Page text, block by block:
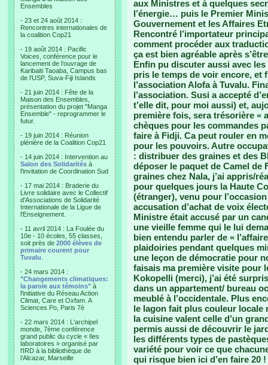
Ensembles
- 23 et 24 août 2014 :
Rencontres internationales de
la coalition Cop21
- 19 août 2014 : Pacific
Voices, conférence pour le
lancement de l'ouvrage de
Karibaiti Taoaba, Campus bas
de l'USP, Suva-Fiji Islands
- 21 juin 2014 : Fête de la
Maison des Ensembles,
présentation du projet "Manga
Ensemble" - reprogrammer le
futur.
- 19 juin 2014 : Réunion
plénière de la Coalition Cop21
- 14 juin 2014 : Intervention au
Salon des Solidarités à
l'invitation de Coordination Sud
- 17 mai 2014 : Braderie du
Livre solidaire avec le Collectif
d'Associations de Solidarité
Internationale de la Ligue de
l'Enseignement.
- 11 avril 2014 : La Foulée du
10e - 10 écoles, 55 classes,
soit près de 2000 élèves de
primaire courent pour
Tuvalu
- 24 mars 2014 :
"Changements climatiques:
la parole aux témoins" à
l'initiative du Réseau Action
Climat, Care et Oxfam. A
Sciences Po, Paris 7è
- 22 mars 2014 : L'archipel
monde, 7ème conférence
grand public du cycle « Iles
laboratoires » organisé par
l'IRD à la bibliothèque de
l’Alcazar, Marseille
aux Ministres et à quelques
l’énergie… puis le Premier
Gouvernement et les Affaires
Rencontré l’importateur
comment procéder aux
ça est bien agréable après
Enfin pu discuter aussi avec les
pris le temps de voir encore, et
l’association Alofa à Tuvalu.
l’association. Susi a accepté
t’elle dit, pour moi aussi) et,
première fois, sera trésorière «
chèques pour les commandes
faire à Fidji. Ca peut rouler en
pour les pouvoirs. Autre
: distribuer des graines et des
déposer le paquet de Camel de
graines chez Nala, j’ai appris/
pour quelques jours la Haute
(étranger), venu pour
accusation d’achat de voix
Ministre était accusé par un
une vieille femme qui le lui
bien entendu parler de «
plaidoiries pendant quelques
une leçon de démocratie pour
faisais ma première visite pour
Kokopelli (merci), j’ai été
dans un appartement/ bureau
meublé à l’occidentale. Plus
le lagon fait plus couleur locale
la cuisine valent celle d’un
permis aussi de découvrir le
les différents types de
variété pour voir ce que
qui risque bien ici d’en faire 20 !